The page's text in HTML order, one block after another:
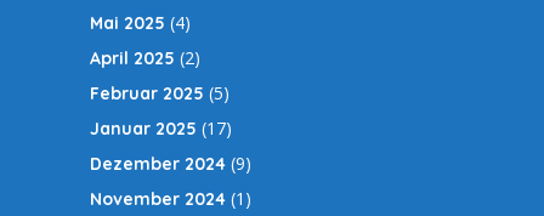
Mai 2025 (4)
April 2025 (2)
Februar 2025 (5)
Januar 2025 (17)
Dezember 2024 (9)
November 2024 (1)